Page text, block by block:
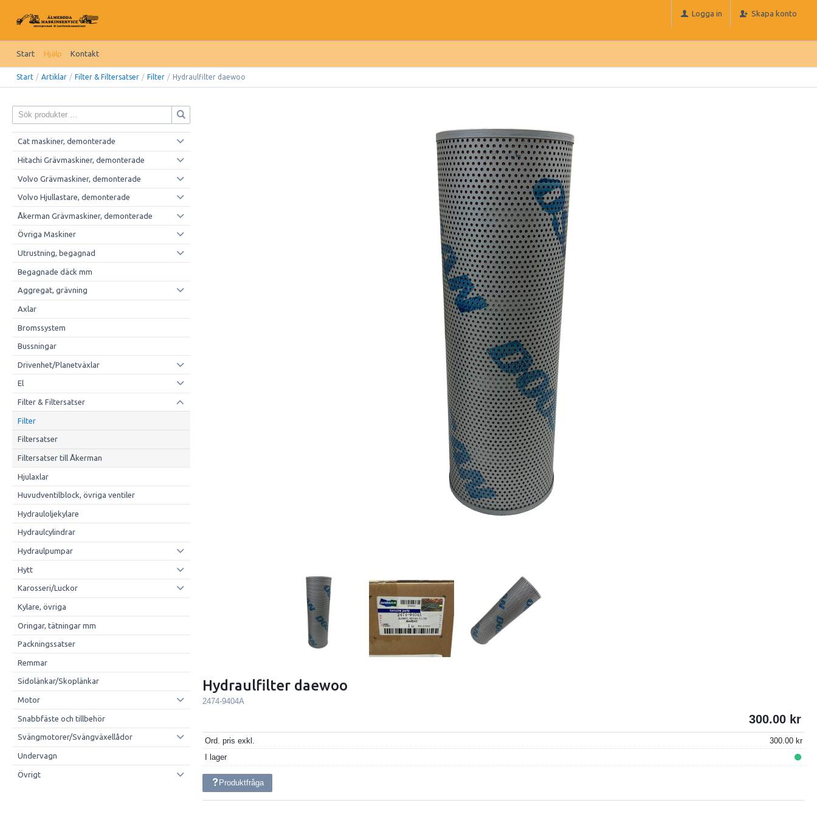
Logga in Skapa konto
Start Hjälp Kontakt
Start / Artiklar / Filter & Filtersatser / Filter / Hydraulfilter daewoo
Cat maskiner, demonterade
Hitachi Grävmaskiner, demonterade
Volvo Grävmaskiner, demonterade
Volvo Hjullastare, demonterade
Åkerman Grävmaskiner, demonterade
Övriga Maskiner
Utrustning, begagnad
Begagnade däck mm
Aggregat, grävning
Axlar
Bromssystem
Bussningar
Drivenhet/Planetväxlar
El
Filter & Filtersatser
Filter
Filtersatser
Filtersatser till Åkerman
Hjulaxlar
Huvudventilblock, övriga ventiler
Hydrauloljekylare
Hydraulcylindrar
Hydraulpumpar
Hytt
Karosseri/Luckor
Kylare, övriga
Oringar, tätningar mm
Packningssatser
Remmar
Sidolänkar/Skoplänkar
Motor
Snabbfäste och tillbehör
Svängmotorer/Svängväxellådor
Undervagn
Övrigt
Hydraulfilter daewoo
2474-9404A
300.00
Ord. pris exkl.
300.00
I lager
Produktfråga